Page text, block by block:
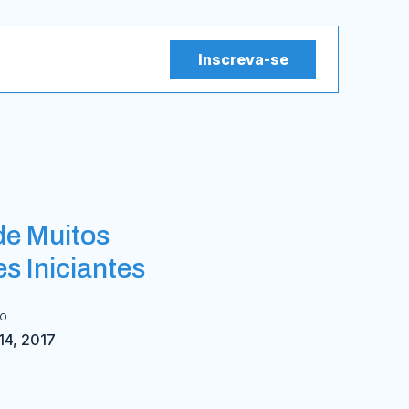
Inscreva-se
Muitos
Iniciantes
2017